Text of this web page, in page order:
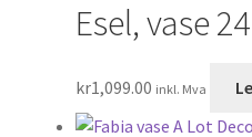
Esel, vase
kr1,099.00 inkl. Mva